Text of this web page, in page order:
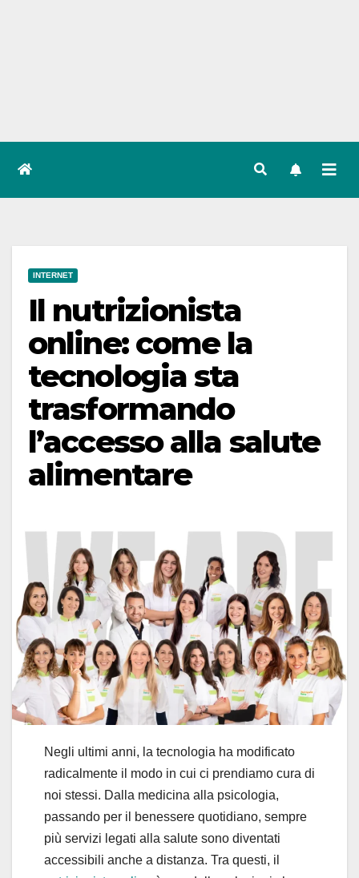
INTERNET
Il nutrizionista
online: come la
tecnologia sta
trasformando
l’accesso alla salute
alimentare
Negli ultimi anni, la tecnologia ha modificato
radicalmente il modo in cui ci prendiamo cura di
noi stessi. Dalla medicina alla psicologia,
passando per il benessere quotidiano, sempre
più servizi legati alla salute sono diventati
accessibili anche a distanza. Tra questi, il